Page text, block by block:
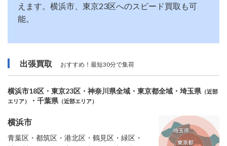
えます。横浜市、東京23区へのスピード買取も可
能。
出張買取 おすすめ！最短30分で集荷
横浜市18区・東京23区・神奈川県全域・東京都全域・埼玉県 （近部
エリア）
・千葉県 （近部エリア）
横浜市
青葉区・都筑区・港北区・鶴見区・緑区・